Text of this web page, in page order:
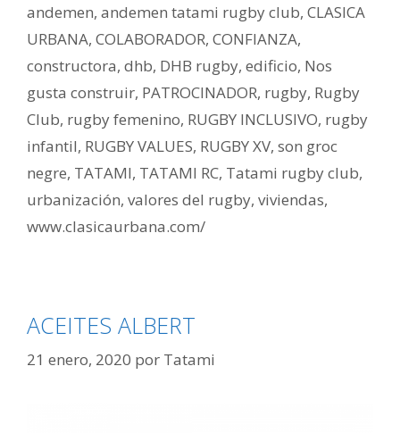
andemen, andemen tatami rugby club, CLASICA
URBANA, COLABORADOR, CONFIANZA,
constructora, dhb, DHB rugby, edificio, Nos
gusta construir, PATROCINADOR, rugby, Rugby
Club, rugby femenino, RUGBY INCLUSIVO, rugby
infantil, RUGBY VALUES, RUGBY XV, son groc
negre, TATAMI, TATAMI RC, Tatami rugby club,
urbanización, valores del rugby, viviendas,
www.clasicaurbana.com/
ACEITES ALBERT
21 enero, 2020 por Tatami